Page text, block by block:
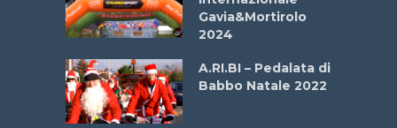
Gavia&Mortirolo
2024
A.RI.BI – Pedalata di
Babbo Natale 2022